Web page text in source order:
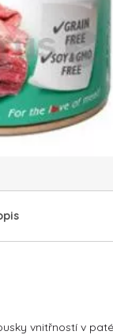
vnitřností v paté.